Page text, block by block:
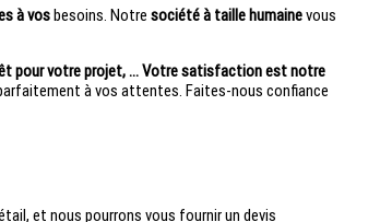
à vosbesoins. Notre société à taille humainevous
pour votre projet, ... Votre satisfaction est notre
à vos attentes. Faites-nous confiance
et nous pourrons vous fournir un devis